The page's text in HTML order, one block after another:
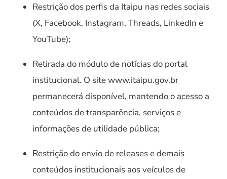
Restrição dos perfis da Itaipu nas redes sociais
(X, Facebook, Instagram, Threads, LinkedIn e
YouTube);
Retirada do módulo de notícias do portal
institucional. O site www.itaipu.gov.br
permanecerá disponível, mantendo o acesso a
conteúdos de transparência, serviços e
informações de utilidade pública;
Restrição do envio de releases e demais
conteúdos institucionais aos veículos de